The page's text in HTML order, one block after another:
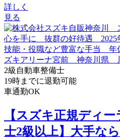
詳しく
見る
2級自動車整備士
19時までに退勤可能
車通勤OK
【スズキ正規ディ
士2級以上】大手な